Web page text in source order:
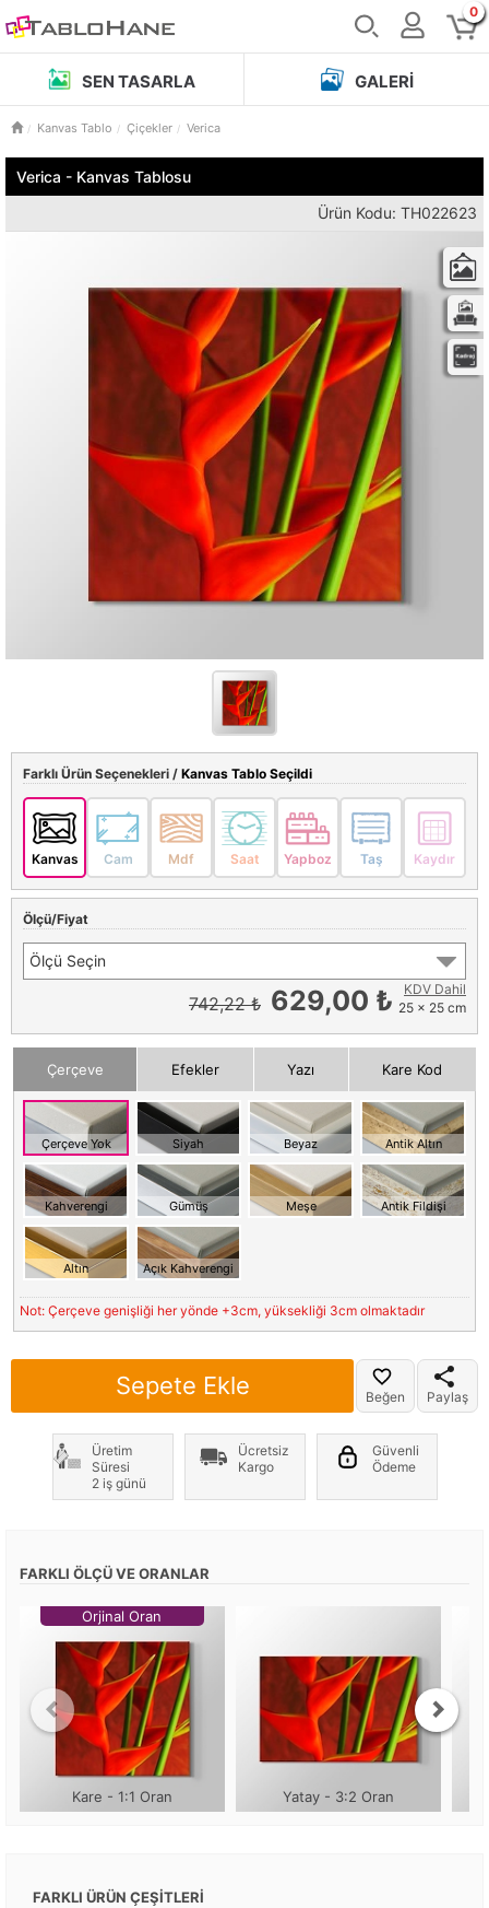
0
SEN TASARLA GALERI
Kanvas Tablo Çiçekler Verica
Verica - Kanvas Tablosu
Ürün Kodu: TH022623
Farklı Ürün Seçenekleri / Kanvas Tablo Seçildi
Kanvas Cam Mdf Saat Yapboz Taş Kaydır
Ölçü/Fiyat
Ölçü Seçin
742,22 ₺ 629,00 ₺
KDV Dahil
25 x 25 cm
Çerçeve Efekler Yazı Kare Kod
Çerçeve Yok Siyah Beyaz Antik Altın
Kahverengi Gümüş Meşe Antik Fildişi
Altın Açık Kahverengi
Not: Çerçeve genişliği her yönde +3cm, yüksekliği 3cm olmaktadır
Sepete Ekle Beğen Paylaş
Üretim
Süresi
2 iş günü
Ücretsiz
Kargo
Güvenli
Ödeme
FARKLI ÖLÇÜ VE ORANLAR
Orjinal Oran
Kare - 1:1 Oran Yatay - 3:2 Oran
FARKLI ÜRÜN ÇEŞİTLERİ